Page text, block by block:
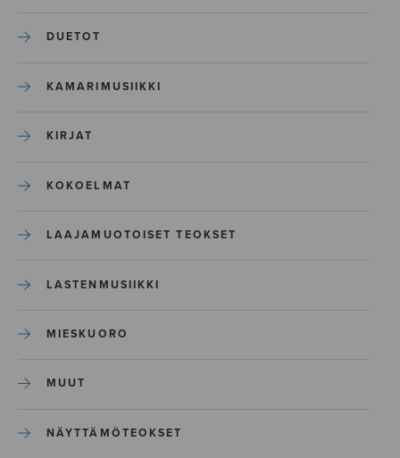
DUETOT
KAMARIMUSIIKKI
KIRJAT
KOKOELMAT
LAAJAMUOTOISET TEOKSET
LASTENMUSIIKKI
MIESKUORO
MUUT
NÄYTTÄMÖTEOKSET